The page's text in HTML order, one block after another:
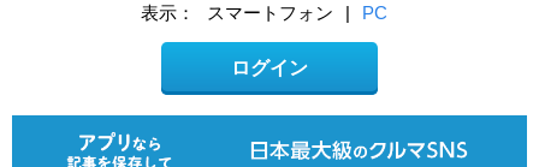
表示： スマートフォン | PC
ログイン